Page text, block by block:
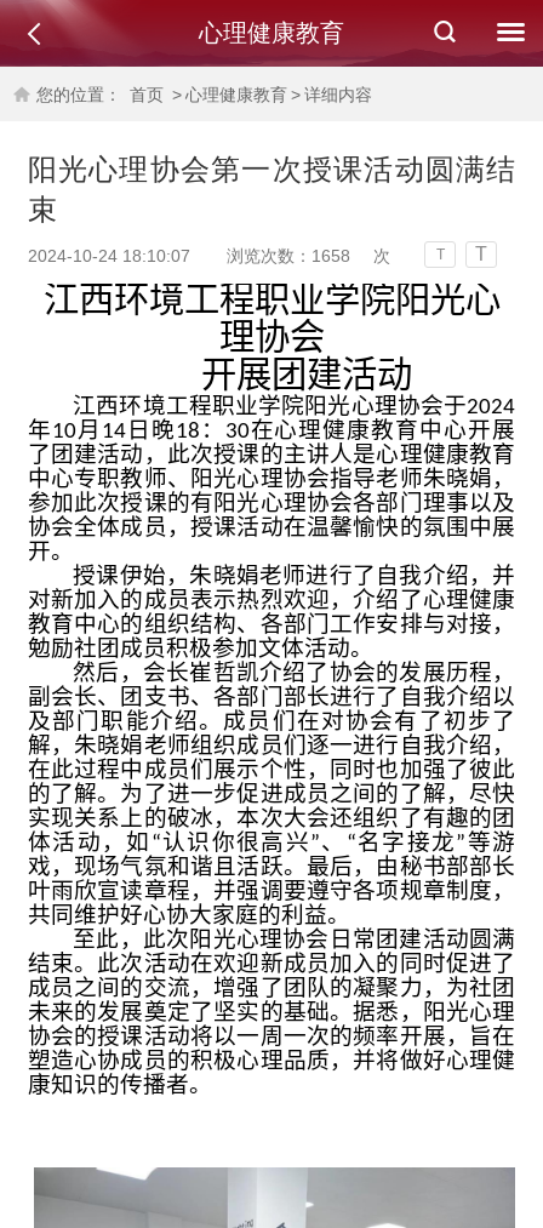
心理健康教育
您的位置： 首页 >心理健康教育>详细内容
阳光心理协会第一次授课活动圆满结
束
2024-10-24 18:10:07 浏览次数： 1658 次 T T
江西环境工程职业学院阳光心
理协会
开展团建活动
江西环境工程职业学院阳光心理协会于2024
年10月14日晚18：30在心理健康教育中心开展
了团建活动，此次授课的主讲人是心理健康教育
中心专职教师、阳光心理协会指导老师朱晓娟，
参加此次授课的有阳光心理协会各部门理事以及
协会全体成员，授课活动在温馨愉快的氛围中展
开。
授课伊始，朱晓娟老师进行了自我介绍，并
对新加入的成员表示热烈欢迎，介绍了心理健康
教育中心的组织结构、各部门工作安排与对接，
勉励社团成员积极参加文体活动。
然后，会长崔哲凯介绍了协会的发展历程，
副会长、团支书、各部门部长进行了自我介绍以
及部门职能介绍。成员们在对协会有了初步了
解，朱晓娟老师组织成员们逐一进行自我介绍，
在此过程中成员们展示个性，同时也加强了彼此
的了解。为了进一步促进成员之间的了解，尽快
实现关系上的破冰，本次大会还组织了有趣的团
体活动，如“认识你很高兴”、“名字接龙”等游
戏，现场气氛和谐且活跃。最后，由秘书部部长
叶雨欣宣读章程，并强调要遵守各项规章制度，
共同维护好心协大家庭的利益。
至此，此次阳光心理协会日常团建活动圆满
结束。此次活动在欢迎新成员加入的同时促进了
成员之间的交流，增强了团队的凝聚力，为社团
未来的发展奠定了坚实的基础。据悉，阳光心理
协会的授课活动将以一周一次的频率开展，旨在
塑造心协成员的积极心理品质，并将做好心理健
康知识的传播者。